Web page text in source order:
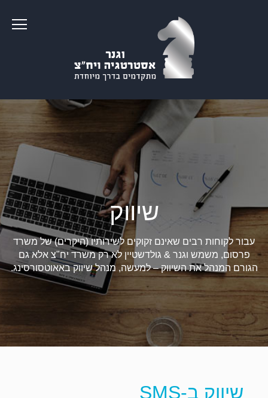
שיווק
עבור לקוחות רבים שאינם זקוקים לשירותיו (היקרים) של משרד
פרסום, משמש וגנר & גולדשטיין לא רק משרד יח"צ אלא גם
הגורם המנהל את השיווק – למעשה, מנהל שיווק באאוטסורסינג.
שיווק ב-SMS